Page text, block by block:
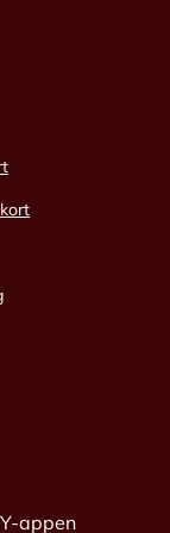
appen